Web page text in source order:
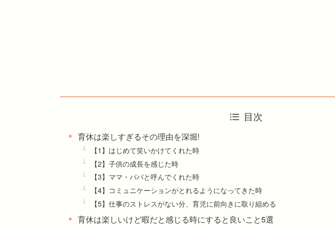
目次
育休は楽しすぎるその理由を深堀!
【1】はじめて笑いかけてくれた時
【2】子供の成長を感じた時
【3】ママ・パパと呼んでくれた時
【4】コミュニケーションがとれるようになってきた時
【5】仕事のストレスがない分、育児に前向きに取り組める
育休は楽しいけど暇だと感じる時にすると良いこと5選